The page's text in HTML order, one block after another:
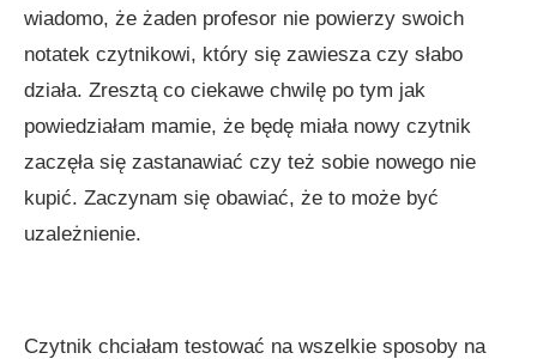
wiadomo, że żaden profesor nie powierzy swoich
notatek czytnikowi, który się zawiesza czy słabo
działa. Zresztą co ciekawe chwilę po tym jak
powiedziałam mamie, że będę miała nowy czytnik
zaczęła się zastanawiać czy też sobie nowego nie
kupić. Zaczynam się obawiać, że to może być
uzależnienie.
Czytnik chciałam testować na wszelkie sposoby na